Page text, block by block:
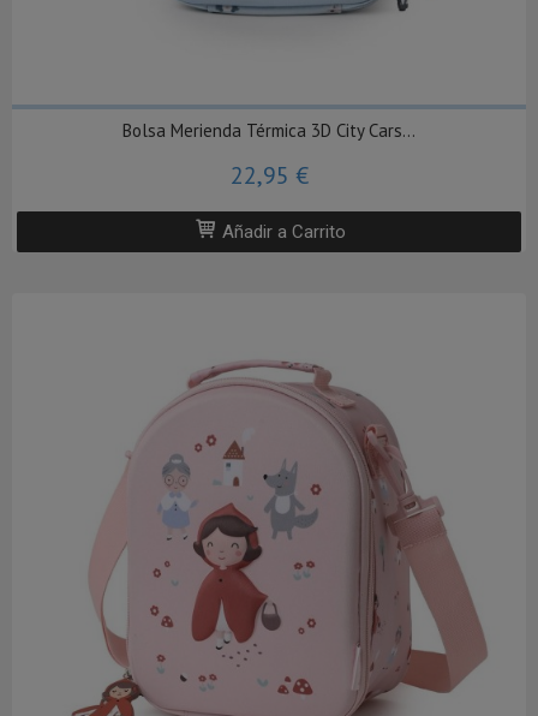
Bolsa Merienda Térmica 3D City Cars...
22,95 €
Añadir a Carrito